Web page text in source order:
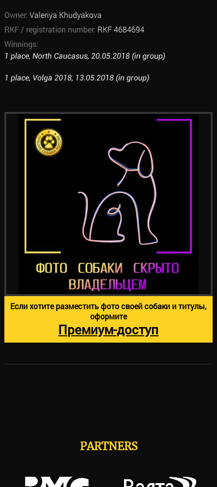
Owner: Valeriya Khudyakova
RKF / registration number: RKF 4684694
Winnings:
1 place, North Caucasus, 20.05.2018 (in group)
1 place, Volga 2018, 13.05.2018 (in group)
Если хотите разместить фото своей собаки и титулы,
оформите
Премиум-доступ
PARTNERS